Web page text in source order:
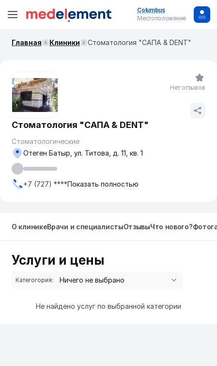
Columbus
Местоположение
Главная Клиники Стоматология "САПА & DENT"
Стоматология "САПА & DENT"
Стоматологические
Отеген Батыр, ул. Титова, д. 11, кв. 1
+7 (727) ****Показать полностью
Нет отзывов
О клиникеВрачи и специалистыОтзывыЧто нового?
Услуги и цены
Категогория:
Не найдено услуг по выбранной категории